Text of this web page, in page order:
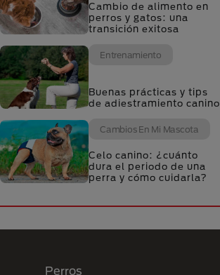
Cambio de alimento en
perros y gatos: una
transición exitosa
Entrenamiento
Buenas prácticas y tips
de adiestramiento canino
Cambios En Mi Mascota
Celo canino: ¿cuánto
dura el periodo de una
perra y cómo cuidarla?
Perros